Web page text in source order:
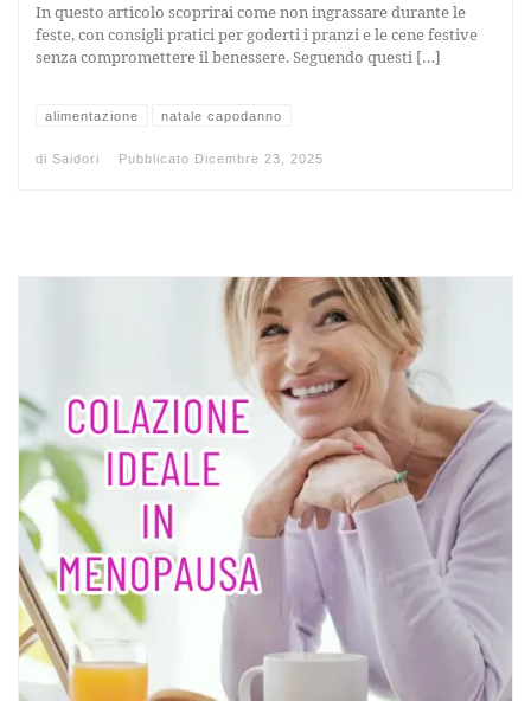
In questo articolo scoprirai come non ingrassare durante le
feste, con consigli pratici per goderti i pranzi e le cene festive
senza compromettere il benessere. Seguendo questi […]
alimentazione natale capodanno
di Saidori Pubblicato Dicembre 23, 2025